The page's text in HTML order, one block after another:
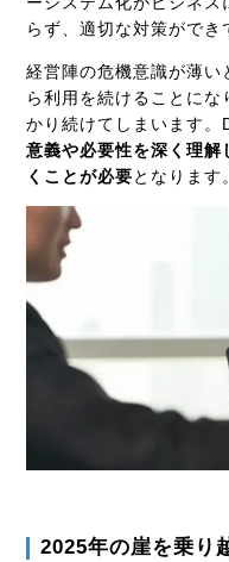
らず、適切な対策ができ
経営陣の危機意識が薄
ら利用を続けることに
かり続けてしまいます
意義や必要性を深く理
くことが必要となります
2025年の崖を乗り